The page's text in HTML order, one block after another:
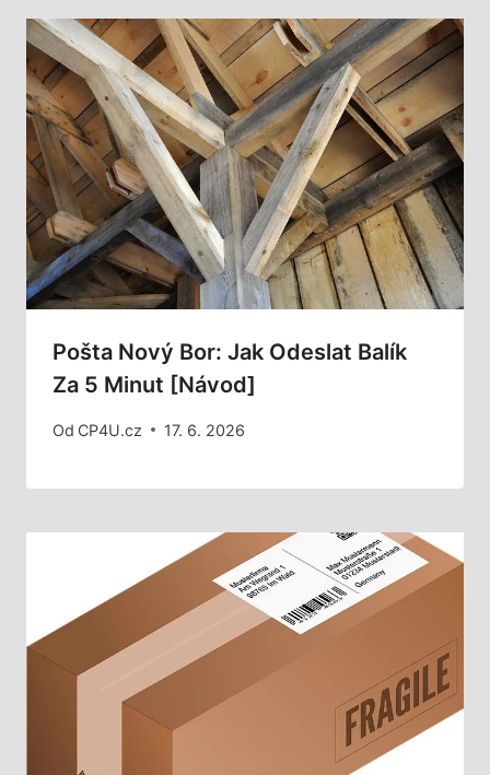
Pošta Nový Bor: Jak Odeslat Balík
Za 5 Minut [Návod]
Od CP4U.cz 17. 6. 2026